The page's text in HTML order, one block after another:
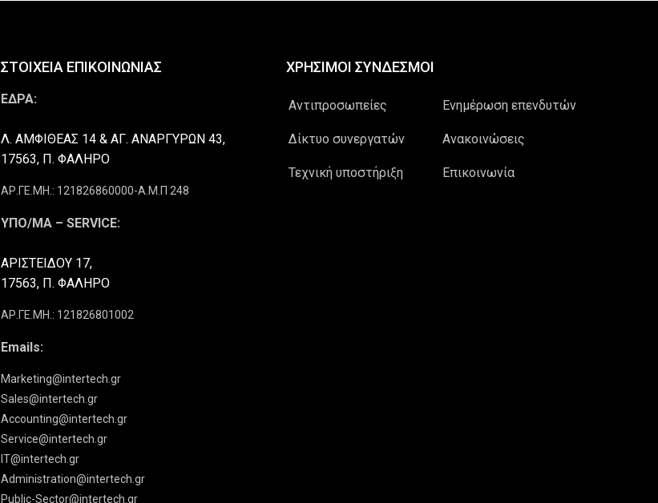
ΣΤΟΙΧΕΙΑ ΕΠΙΚΟΙΝΩΝΙΑΣ
ΕΔΡΑ:
Λ. ΑΜΦΙΘΕΑΣ 14 & ΑΓ. ΑΝΑΡΓΥΡΩΝ 43,
17563, Π. ΦΑΛΗΡΟ
ΑΡ.ΓΕ.ΜΗ.: 121826860000-Α.Μ.Π 248
ΥΠΟ/ΜΑ – SERVICE:
ΑΡΙΣΤΕΙΔΟΥ 17,
17563, Π. ΦΑΛΗΡΟ
ΑΡ.ΓΕ.ΜΗ.: 121826801002
Emails:
Marketing@intertech.gr
Sales@intertech.gr
Accounting@intertech.gr
Service@intertech.gr
IT@intertech.gr
Administration@intertech.gr
Public-Sector@intertech.gr
ΧΡΗΣΙΜΟΙ ΣΥΝΔΕΣΜΟΙ
Αντιπροσωπείες
Δίκτυο συνεργατών
Τεχνική υποστήριξη
Ενημέρωση επενδυτών
Ανακοινώσεις
Επικοινωνία